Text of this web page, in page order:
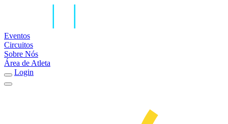
Eventos
Circuitos
Sobre Nós
Área de Atleta
Login